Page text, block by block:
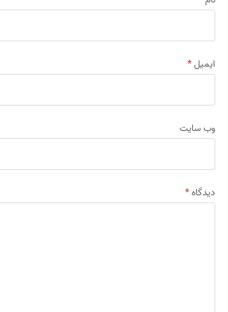
ایمیل*
وب‌ سایت
دیدگاه*